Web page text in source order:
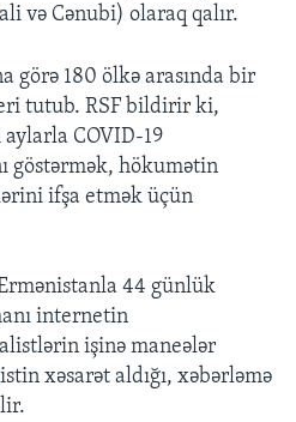
və Cənubi) olaraq qalır.
görə 180 ölkə arasında bir
tutub. RSF bildirir ki,
COVID-19
göstərmək, hökumətin
ifşa etmək üçün
44 günlük
internetin
işinə maneələr
xəsarət aldığı, xəbərləmə